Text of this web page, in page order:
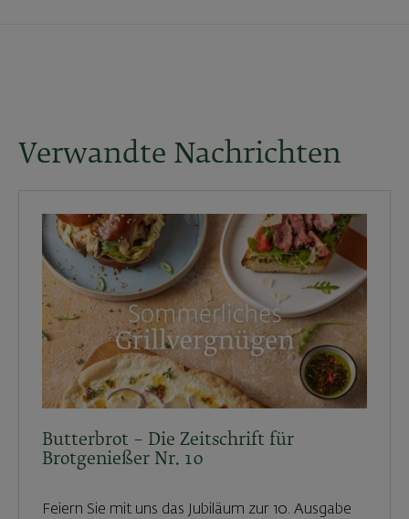
Verwandte Nachrichten
Butterbrot – Die Zeitschrift für
Brotgenießer Nr. 10
Feiern Sie mit uns das Jubiläum zur 10. Ausgabe